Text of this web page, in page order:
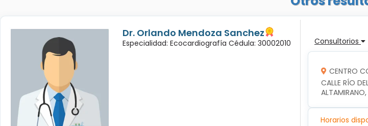
Dr. Orlando Mendoza Sanchez
Especialidad: Ecocardiografía Cédula: 30002010 Consultorios
CENTRO
CALLE RÍO
ALTAMIRANO,
Horarios